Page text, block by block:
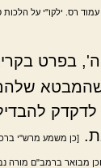
עמוד רס. ילקו"י על
בפרט
שהמבטא
להבדיל
[כן משמע מרש"י
מבואר ברמב"ם מורה